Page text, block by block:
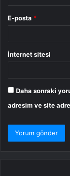
E-posta *
İnternet sitesi
Daha sonraki
adresim ve site